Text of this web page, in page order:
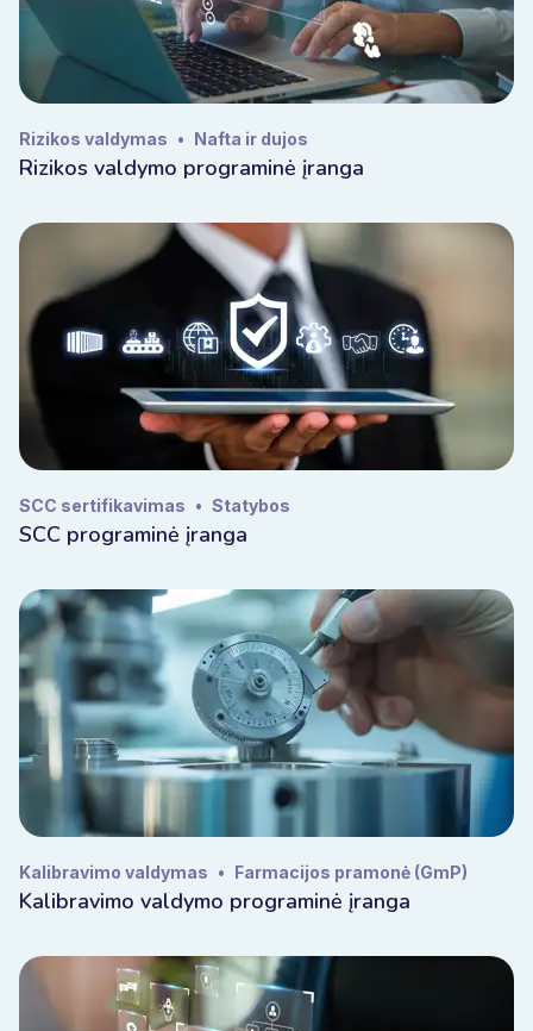
Rizikos valdymas • Nafta ir dujos
Rizikos valdymo programinė įranga
SCC sertifikavimas • Statybos
SCC programinė įranga
Kalibravimo valdymas • Farmacijos pramonė (GmP)
Kalibravimo valdymo programinė įranga